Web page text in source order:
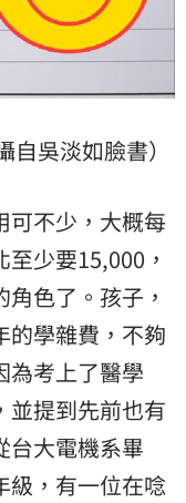
吳淡如臉書）
可不少，大概每
少要15,000，
角色了。孩子，
的學雜費，不夠
為考上了醫學
並提到先前也有
台大電機系畢
級，有一位在唸